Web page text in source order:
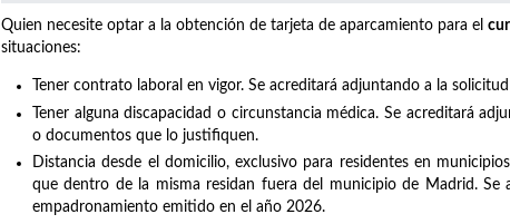
Quien necesite optar a la obtención de tarjeta de aparcamiento para el
situaciones:
Tener contrato laboral en vigor. Se acreditará adjuntando a la
Tener alguna discapacidad o circunstancia médica. Se acreditará
o documentos que lo justifiquen.
Distancia desde el domicilio, exclusivo para residentes en
que dentro de la misma residan fuera del municipio de Madrid.
empadronamiento emitido en el año 2026.